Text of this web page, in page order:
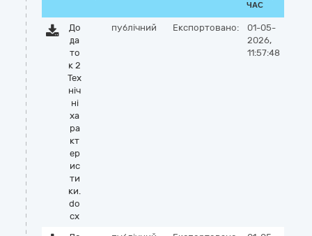
ЧАС
До
да
то
к 2
Тех
ніч
ні
ха
ра
кт
ер
ис
ти
ки.
do
cx
публічний Експортовано:
01-05-
2026,
11:57:48